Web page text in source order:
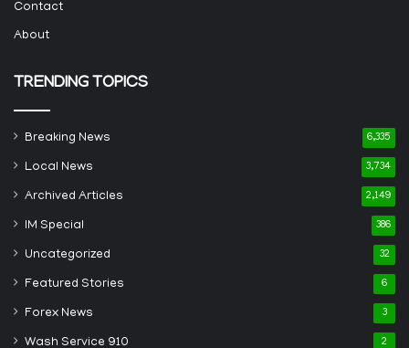
Contact
About
TRENDING TOPICS
Breaking News 6,335
Local News 3,734
Archived Articles 2,149
IM Special 386
Uncategorized 32
Featured Stories 6
Forex News 3
Wash Service 910 2